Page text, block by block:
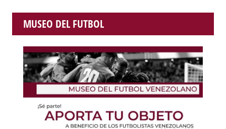
MUSEO DEL FUTBOL